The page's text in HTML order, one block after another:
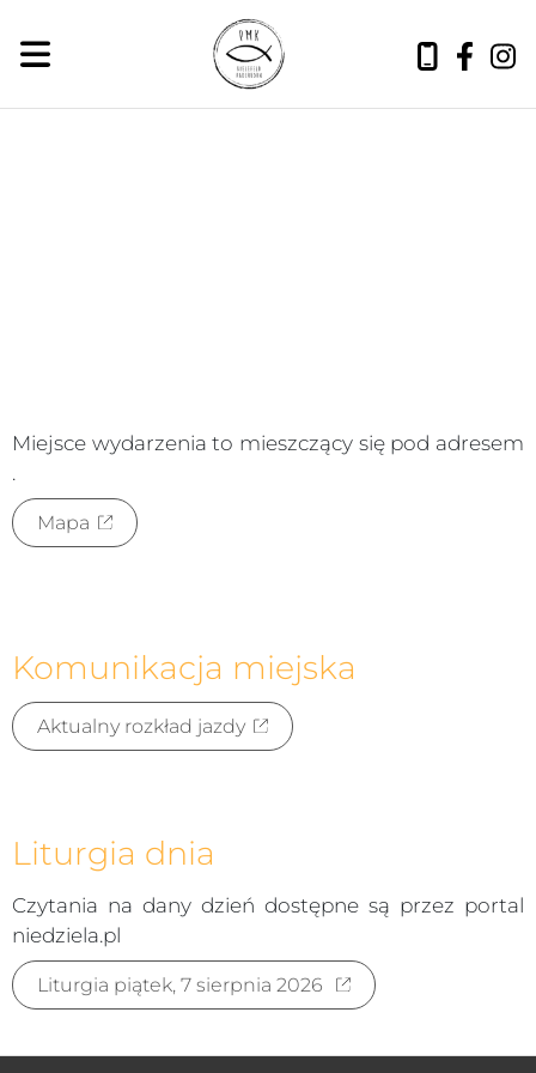
Miejsce wydarzenia to mieszczący się pod adresem
.
Mapa
Komunikacja miejska
Aktualny rozkład jazdy
Liturgia dnia
Czytania na dany dzień dostępne są przez portal
niedziela.pl
Liturgia piątek, 7 sierpnia 2026